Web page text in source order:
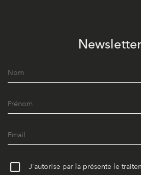
Newsletter
J'autorise par la présente le